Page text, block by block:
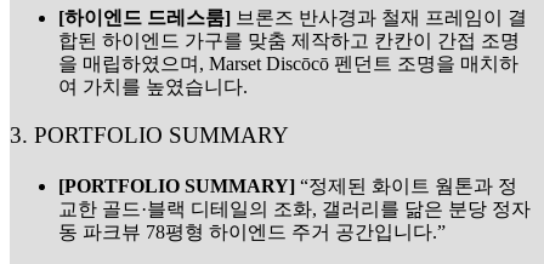
[하이엔드 드레스룸] 브론즈 반사경과 철재 프레임이 결
합된 하이엔드 가구를 맞춤 제작하고 칸칸이 간접 조명
을 매립하였으며, Marset Discōcō 펜던트 조명을 매치하
여 가치를 높였습니다.
3. PORTFOLIO SUMMARY
[PORTFOLIO SUMMARY] “정제된 화이트 웜톤과 정
교한 골드·블랙 디테일의 조화, 갤러리를 닮은 분당 정자
동 파크뷰 78평형 하이엔드 주거 공간입니다.”